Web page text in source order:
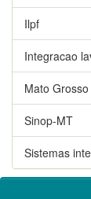
Ilpf
Integracao
Mato Grosso
Sinop-MT
Sistemas